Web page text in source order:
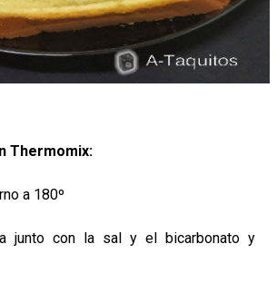
Thermomix:
a 180º
junto con la sal y el bicarbonato y